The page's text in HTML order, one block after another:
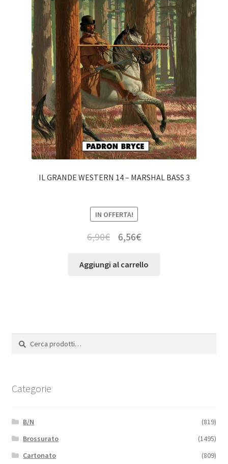
IL GRANDE WESTERN 14 – MARSHAL BASS 3
IN OFFERTA!
6,90€ 6,56€
Aggiungi al carrello
Cerca:
Cerca
Categorie
B/N
(819)
Brossurato
(1495)
Cartonato
(809)